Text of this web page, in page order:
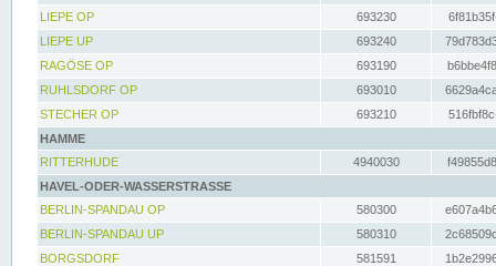
LIEPE OP
693230
LIEPE UP
693240
RAGÖSE OP
693190
RUHLSDORF OP
693010
STECHER OP
693210
HAMME
RITTERHUDE
4940030
HAVEL-ODER-WASSERSTRASSE
BERLIN-SPANDAU OP
580300
BERLIN-SPANDAU UP
580310
BORGSDORF
581591